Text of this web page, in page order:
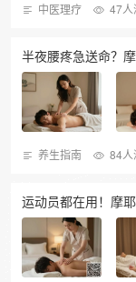
中医理疗 47人
半夜腰疼急送命？
养生指南 84人
运动员都在用！摩